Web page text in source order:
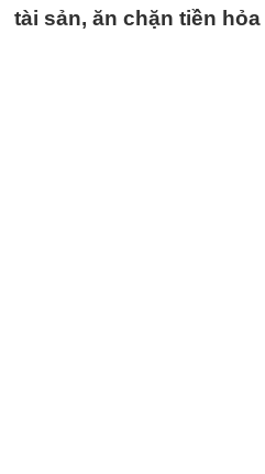
tài sản, ăn chặn tiền hỏa